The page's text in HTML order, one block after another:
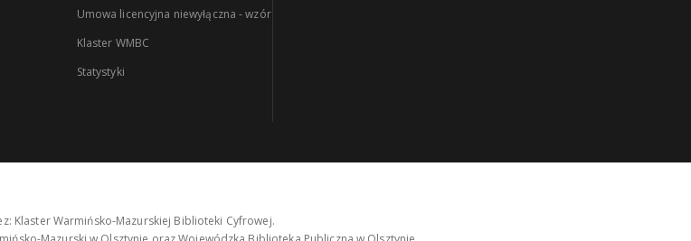
Umowa licencyjna niewyłączna - wzór
Klaster WMBC
Statystyki
Klaster Warmińsko-Mazurskiej Biblioteki Cyfrowej.